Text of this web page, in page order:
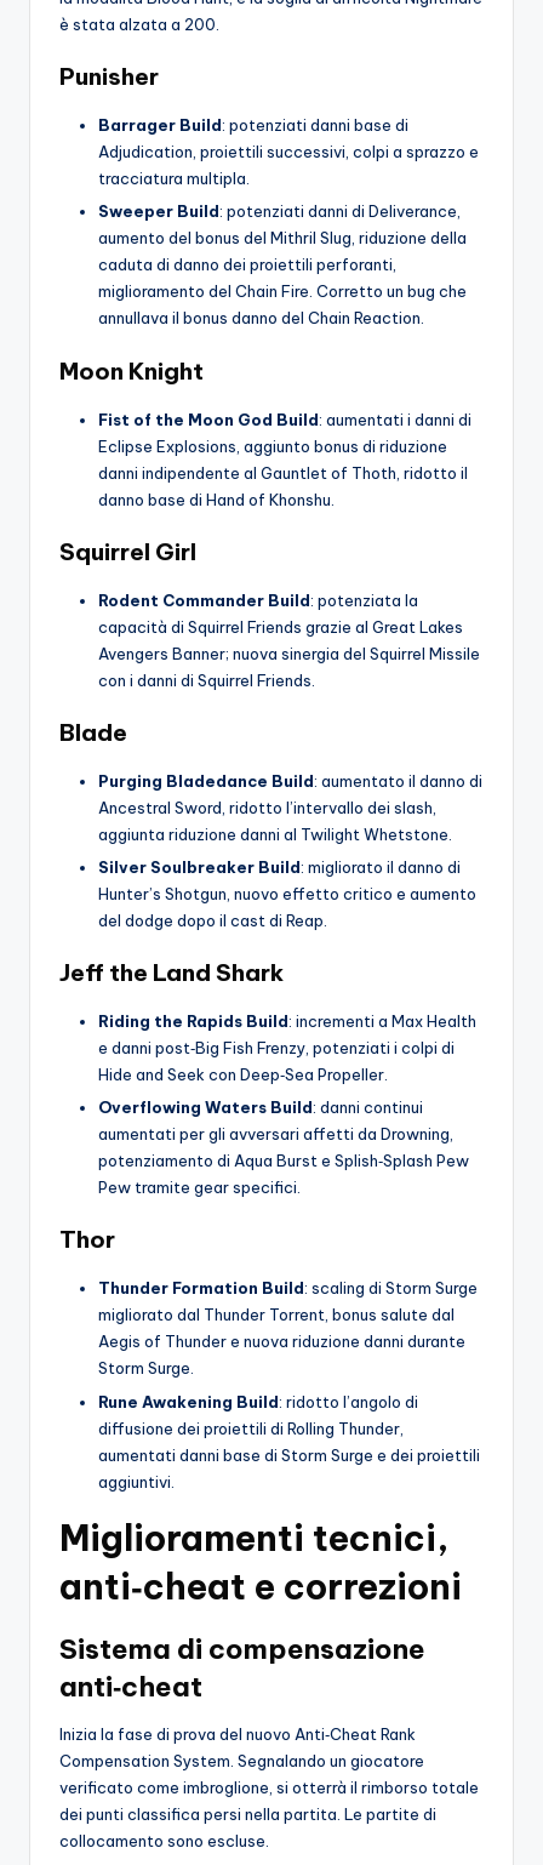
è stata alzata a 200.
Punisher
Barrager Build: potenziati danni base di
Adjudication, proiettili successivi, colpi a sprazzo e
tracciatura multipla.
Sweeper Build: potenziati danni di Deliverance,
aumento del bonus del Mithril Slug, riduzione della
caduta di danno dei proiettili perforanti,
miglioramento del Chain Fire. Corretto un bug che
annullava il bonus danno del Chain Reaction.
Moon Knight
Fist of the Moon God Build: aumentati i danni di
Eclipse Explosions, aggiunto bonus di riduzione
danni indipendente al Gauntlet of Thoth, ridotto il
danno base di Hand of Khonshu.
Squirrel Girl
Rodent Commander Build: potenziata la
capacità di Squirrel Friends grazie al Great Lakes
Avengers Banner; nuova sinergia del Squirrel Missile
con i danni di Squirrel Friends.
Blade
Purging Bladedance Build: aumentato il danno di
Ancestral Sword, ridotto l’intervallo dei slash,
aggiunta riduzione danni al Twilight Whetstone.
Silver Soulbreaker Build: migliorato il danno di
Hunter’s Shotgun, nuovo effetto critico e aumento
del dodge dopo il cast di Reap.
Jeff the Land Shark
Riding the Rapids Build: incrementi a Max Health
e danni post‑Big Fish Frenzy, potenziati i colpi di
Hide and Seek con Deep‑Sea Propeller.
Overflowing Waters Build: danni continui
aumentati per gli avversari affetti da Drowning,
potenziamento di Aqua Burst e Splish‑Splash Pew
Pew tramite gear specifici.
Thor
Thunder Formation Build: scaling di Storm Surge
migliorato dal Thunder Torrent, bonus salute dal
Aegis of Thunder e nuova riduzione danni durante
Storm Surge.
Rune Awakening Build: ridotto l’angolo di
diffusione dei proiettili di Rolling Thunder,
aumentati danni base di Storm Surge e dei proiettili
aggiuntivi.
Miglioramenti tecnici,
anti‑cheat e correzioni
Sistema di compensazione
anti‑cheat
Inizia la fase di prova del nuovo Anti‑Cheat Rank
Compensation System. Segnalando un giocatore
verificato come imbroglione, si otterrà il rimborso totale
dei punti classifica persi nella partita. Le partite di
collocamento sono escluse.